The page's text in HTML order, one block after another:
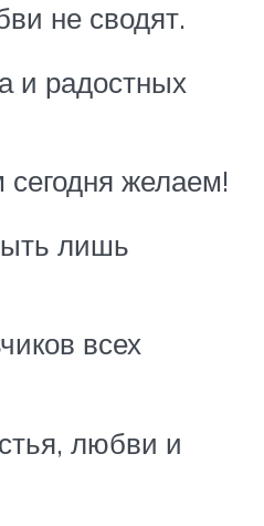
не сводят.
и радостных
желаем!
лишь
всех
любви и